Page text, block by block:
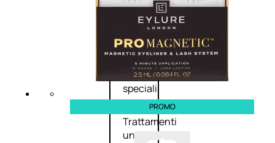
Unghie
Smalto
Smalto
effetti
speciali
Solvente
Trattamenti
unghie
PROMO